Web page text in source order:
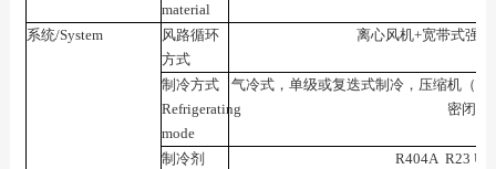
material
系统/System
风路循环
方式
离心风机+宽带式强
制冷方式
Refrigerating
mode
气冷式，单级或复迭式制冷，压缩机（
密闭式
制冷剂
R404A R23